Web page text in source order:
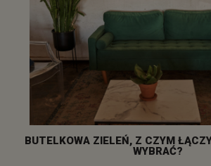
BUTELKOWA ZIELEŃ, Z CZYM
WYBRAĆ?